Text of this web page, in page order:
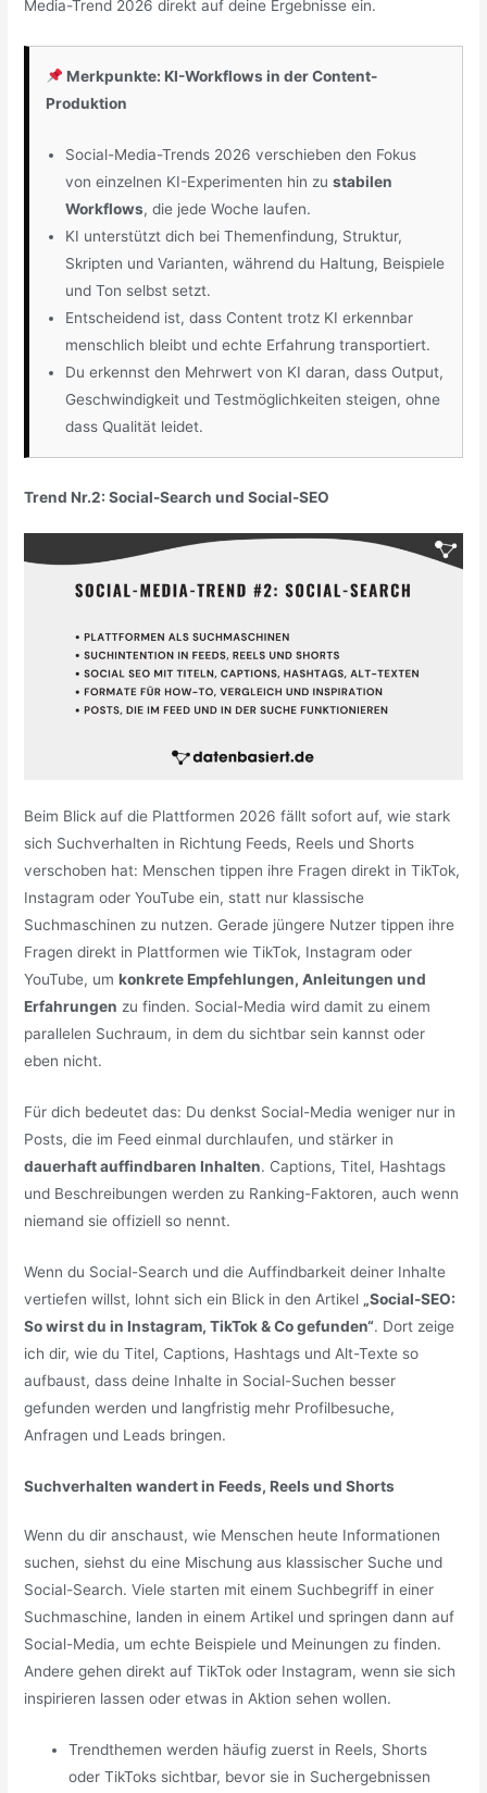
Media-Trend 2026 direkt auf deine Ergebnisse ein.
Merkpunkte: KI-Workflows in der Content-
Produktion
Social-Media-Trends 2026 verschieben den Fokus
von einzelnen KI-Experimenten hin zustabilen
Workflows, die jede Woche laufen.
KI unterstützt dich bei Themenfindung, Struktur,
Skripten und Varianten, während du Haltung, Beispiele
und Ton selbst setzt.
Entscheidend ist, dass Content trotz KI erkennbar
menschlich bleibt und echte Erfahrung transportiert.
Du erkennst den Mehrwert von KI daran, dass Output,
Geschwindigkeit und Testmöglichkeiten steigen, ohne
dass Qualität leidet.
Trend Nr.2: Social-Search und Social-SEO
Beim Blick auf die Plattformen 2026 fällt sofort auf, wie stark
sich Suchverhalten in Richtung Feeds, Reels und Shorts
verschoben hat: Menschen tippen ihre Fragen direkt in TikTok,
Instagram oder YouTube ein, statt nur klassische
Suchmaschinen zu nutzen. Gerade jüngere Nutzer tippen ihre
Fragen direkt in Plattformen wie TikTok, Instagram oder
YouTube, umkonkrete Empfehlungen, Anleitungen und
Erfahrungen zu finden. Social-Media wird damit zu einem
parallelen Suchraum, in dem du sichtbar sein kannst oder
eben nicht.
Für dich bedeutet das: Du denkst Social-Media weniger nur in
Posts, die im Feed einmal durchlaufen, und stärker in
dauerhaft auffindbaren Inhalten. Captions, Titel, Hashtags
und Beschreibungen werden zu Ranking-Faktoren, auch wenn
niemand sie offiziell so nennt.
Wenn du Social-Search und die Auffindbarkeit deiner Inhalte
vertiefen willst, lohnt sich ein Blick in den Artikel „Social-SEO:
So wirst du in Instagram, TikTok & Co gefunden“. Dort zeige
ich dir, wie du Titel, Captions, Hashtags und Alt-Texte so
aufbaust, dass deine Inhalte in Social-Suchen besser
gefunden werden und langfristig mehr Profilbesuche,
Anfragen und Leads bringen.
Suchverhalten wandert in Feeds, Reels und Shorts
Wenn du dir anschaust, wie Menschen heute Informationen
suchen, siehst du eine Mischung aus klassischer Suche und
Social-Search. Viele starten mit einem Suchbegriff in einer
Suchmaschine, landen in einem Artikel und springen dann auf
Social-Media, um echte Beispiele und Meinungen zu finden.
Andere gehen direkt auf TikTok oder Instagram, wenn sie sich
inspirieren lassen oder etwas in Aktion sehen wollen.
Trendthemen werden häufig zuerst in Reels, Shorts
oder TikToks sichtbar, bevor sie in Suchergebnissen